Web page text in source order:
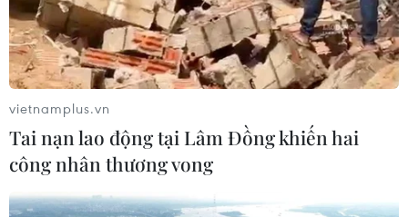
vietnamplus.vn
Tai nạn lao động tại Lâm Đồng khiến hai
công nhân thương vong